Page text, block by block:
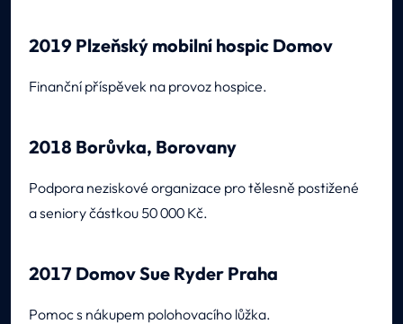
2019 Plzeňský mobilní hospic Domov
Finanční příspěvek na provoz hospice.
2018 Borůvka, Borovany
Podpora neziskové organizace pro tělesně postižené
a seniory částkou 50 000 Kč.
2017 Domov Sue Ryder Praha
Pomoc s nákupem polohovacího lůžka.